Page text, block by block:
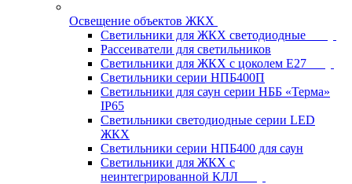
Освещение объектов ЖКХ
Светильники для ЖКХ светодиодные
Рассеиватели для светильников
Светильники для ЖКХ с цоколем Е27
Светильники серии НПБ400П
Светильники для саун серии НББ «Терма»
IP65
Светильники светодиодные серии LED
ЖКХ
Светильники серии НПБ400 для саун
Светильники для ЖКХ с
неинтегрированной КЛЛ